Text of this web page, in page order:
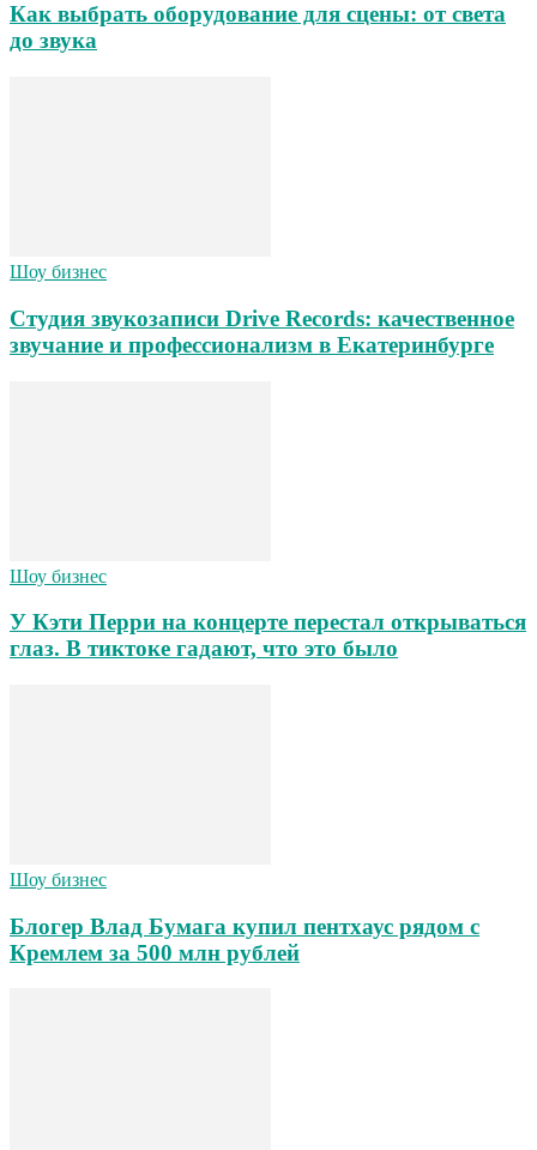
Как выбрать оборудование для сцены: от света
до звука
Шоу бизнес
Студия звукозаписи Drive Records: качественное
звучание и профессионализм в Екатеринбурге
Шоу бизнес
У Кэти Перри на концерте перестал открываться
глаз. В тиктоке гадают, что это было
Шоу бизнес
Блогер Влад Бумага купил пентхаус рядом с
Кремлем за 500 млн рублей